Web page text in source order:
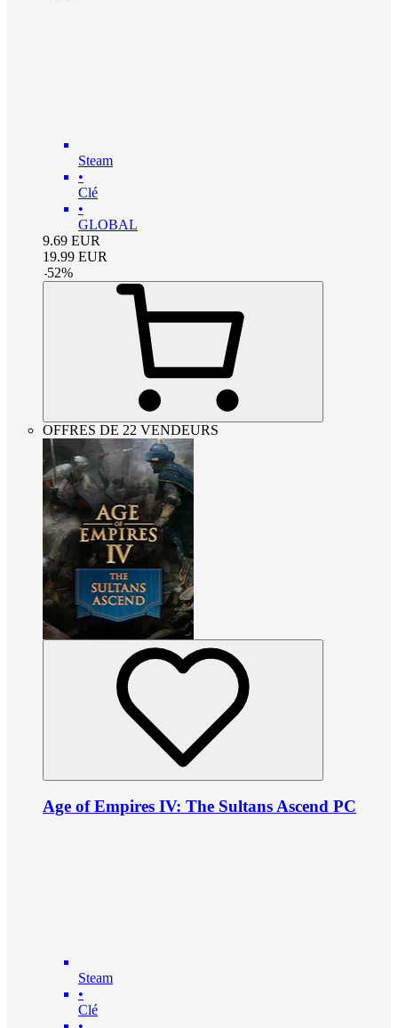
Steam
•
Clé
•
GLOBAL
9.69 EUR
19.99 EUR
-52%
OFFRES DE 22 VENDEURS
Age of Empires IV: The Sultans Ascend PC
Steam
•
Clé